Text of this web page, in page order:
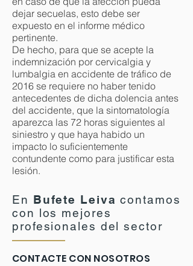
dejar secuelas, esto debe ser
expuesto en el informe médico
pertinente.
De hecho, para que se acepte la
indemnización por cervicalgia y
lumbalgia en accidente de tráfico de
2016 se requiere no haber tenido
antecedentes de dicha dolencia antes
del accidente, que la sintomatología
aparezca las 72 horas siguientes al
siniestro y que haya habido un
impacto lo suficientemente
contundente como para justificar esta
lesión.
En Bufete Leiva contamos
con los mejores
profesionales del sector
CONTACTE CON NOSOTROS